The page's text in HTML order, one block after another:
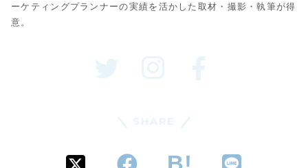
ーケティングプランナーの実績を活かした取材・撮影・執筆が得
意。